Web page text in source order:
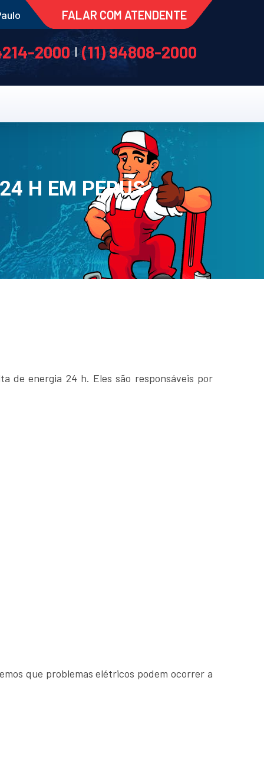
FALAR COM ATENDENTE
2000|(11) 94808-2000
H EM PERUS
de energia 24 h. Eles são responsáveis por
que problemas elétricos podem ocorrer a